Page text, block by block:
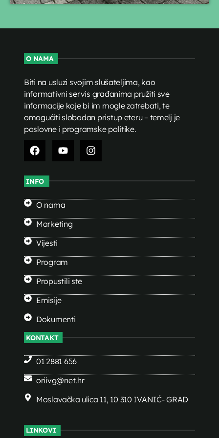
O NAMA
Biti na usluzi svojim slušateljima, kao
informativni servis građanima pružiti sve
informacije koje bi im mogle zatrebati, te
omogućiti slobodan pristup eteru – temelj je
poslovne i programske politike.
INFO
O nama
Marketing
Vijesti
Program
Propustili ste
Emisije
Dokumenti
KONTAKT
01 2881 656
oriivg@net.hr
Moslavačka ulica 11, 10 310 IVANIĆ- GRAD
LINKOVI